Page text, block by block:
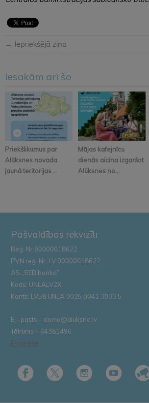
← Iepriekšējā ziņa
Iesakām arī šo
Priekšlikumus par
Alūksnes novada
jaunā teritorijas ...
Mājas kafejnīcu
dienās aicina izgaršot
Alūksnes no...
Pašvaldības rekvizīti
Reģ. Nr.90000018622
PVN reģ. Nr. LV 90000018622
AS „SEB banka”
Kods: UNLALV2X
Konts: LV58 UNLA 0025 0041 3033 5
E – pasts – dome@aluksne.lv
Tālrunis – 64381496
E-adrese